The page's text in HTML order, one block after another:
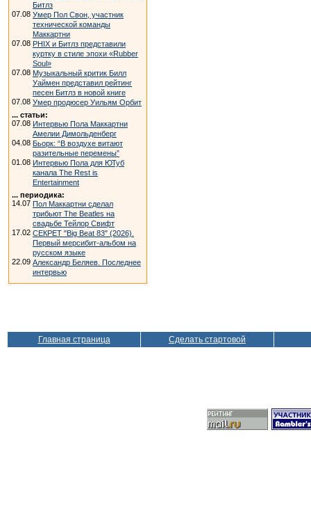
Битлз
07.08 Умер Пол Свон, участник
технической команды
Маккартни
07.08 PHIX и Битлз представили
куртку в стиле эпохи «Rubber
Soul»
07.08 Музыкальный критик Билл
Уаймен представил рейтинг
песен Битлз в новой книге
07.08 Умер продюсер Уильям Орбит
... статьи:
07.08 Интервью Пола Маккартни
Амелии Димольденберг
04.08 Бьорк: “В воздухе витают
разительные перемены”
01.08 Интервью Пола для ЮТуб
канала The Rest is
Entertainment
... периодика:
14.07 Пол Маккартни сделал
трибьют The Beatles на
свадьбе Тейлор Свифт
17.02 СЕКРЕТ "Big Beat 83" (2026).
Первый мерсибит-альбом на
русском языке
22.09 Александр Беляев. Последнее
интервью
Главная страница Сделать стартовой